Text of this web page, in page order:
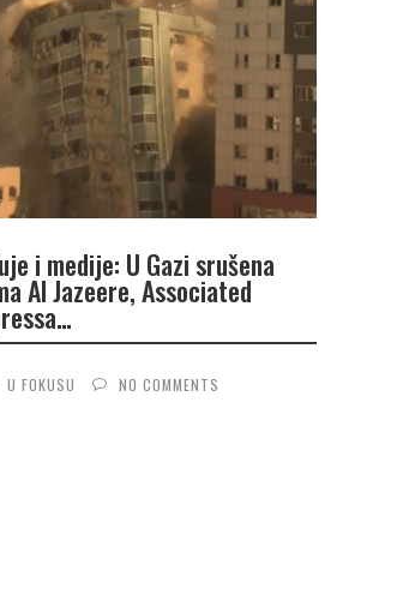
i medije: U Gazi srušena
Al Jazeere, Associated
U FOKUSU NO COMMENTS